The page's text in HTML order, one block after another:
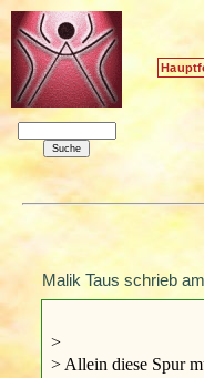
Malik Taus schrieb
>
> Allein diese Spur